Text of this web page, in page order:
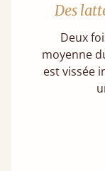
Des
Deux
moyenne
est vissée